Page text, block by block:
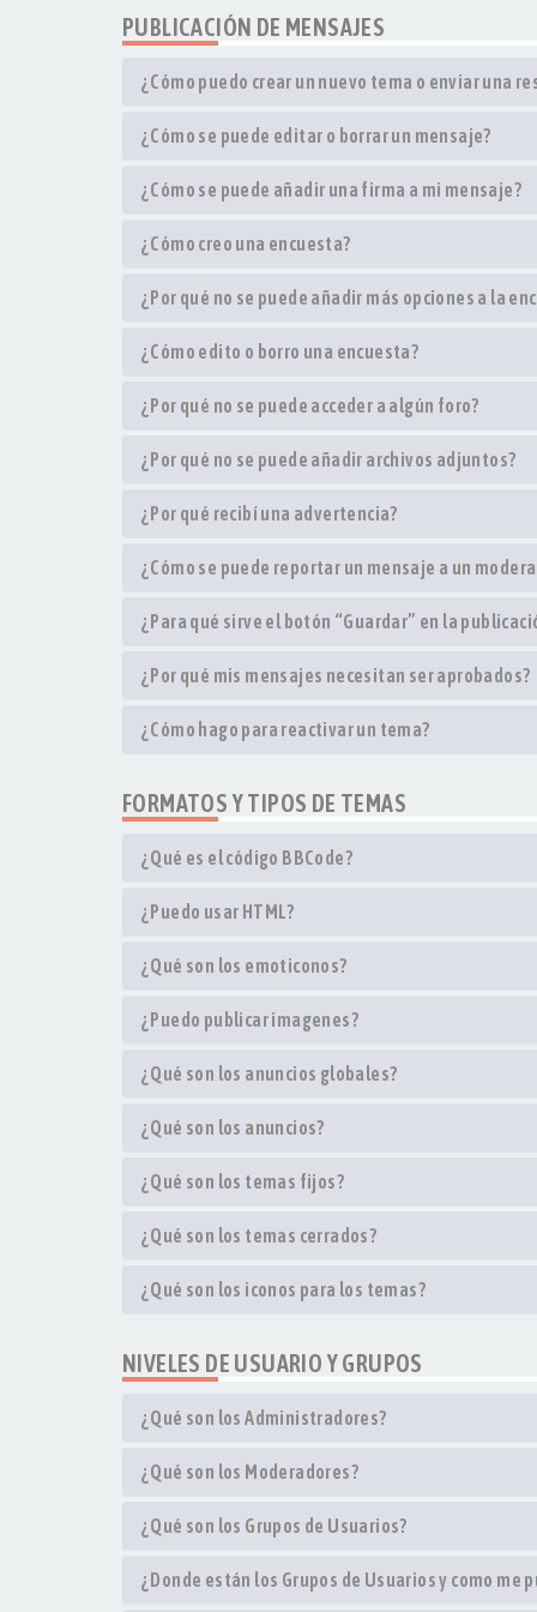
PUBLICACIÓN DE MENSAJES
¿Cómo puedo crear un nuevo tema o enviar una
¿Cómo se puede editar o borrar un mensaje?
¿Cómo se puede añadir una firma a mi mensaje?
¿Cómo creo una encuesta?
¿Por qué no se puede añadir más opciones a la
¿Cómo edito o borro una encuesta?
¿Por qué no se puede acceder a algún foro?
¿Por qué no se puede añadir archivos adjuntos?
¿Por qué recibí una advertencia?
¿Cómo se puede reportar un mensaje a un
¿Para qué sirve el botón “Guardar” en la
¿Por qué mis mensajes necesitan ser aprobados?
¿Cómo hago para reactivar un tema?
FORMATOS Y TIPOS DE TEMAS
¿Qué es el código BBCode?
¿Puedo usar HTML?
¿Qué son los emoticonos?
¿Puedo publicar imagenes?
¿Qué son los anuncios globales?
¿Qué son los anuncios?
¿Qué son los temas fijos?
¿Qué son los temas cerrados?
¿Qué son los iconos para los temas?
NIVELES DE USUARIO Y GRUPOS
¿Qué son los Administradores?
¿Qué son los Moderadores?
¿Qué son los Grupos de Usuarios?
¿Donde están los Grupos de Usuarios y como me